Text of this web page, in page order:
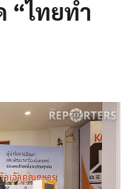
“ไทยทำ